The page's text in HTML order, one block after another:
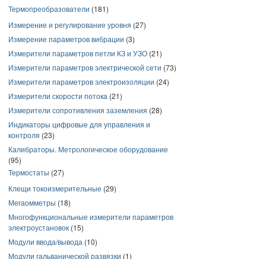
Термопреобразователи (181)
Измерение и регулирование уровня (27)
Измерение параметров вибрации (3)
Измерители параметров петли КЗ и УЗО (21)
Измерители параметров электрической сети (73)
Измерители параметров электроизоляции (24)
Измерители скорости потока (21)
Измерители сопротивления заземления (28)
Индикаторы цифровые для управления и
контроля (23)
Калибраторы. Метрологическое оборудование
(95)
Термостаты (27)
Клещи токоизмерительные (29)
Мегаомметры (18)
Многофункциональные измерители параметров
электроустановок (15)
Модули ввода/вывода (10)
Модули гальванической развязки (1)